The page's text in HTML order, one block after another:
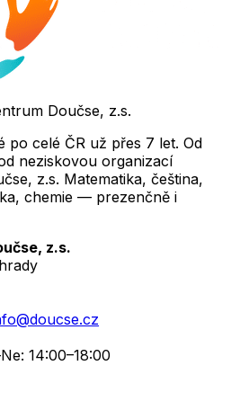
Doučse, z.s.
po celé ČR už přes 7 let. Od
neziskovou organizací
z.s. Matematika, čeština,
chemie — prezenčně i
z.s.
14:00–18:00